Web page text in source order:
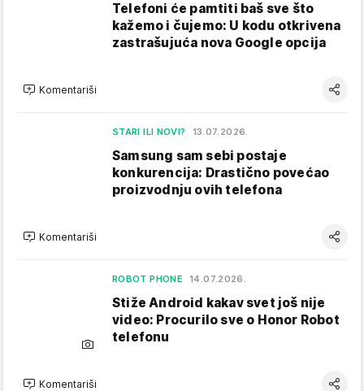
Telefoni će pamtiti baš sve što
kažemo i čujemo: U kodu otkrivena
zastrašujuća nova Google opcija
Komentariši
STARI ILI NOVI? 13.07.2026.
Samsung sam sebi postaje
konkurencija: Drastično povećao
proizvodnju ovih telefona
Komentariši
ROBOT PHONE 14.07.2026.
Stiže Android kakav svet još nije
video: Procurilo sve o Honor Robot
telefonu
Komentariši